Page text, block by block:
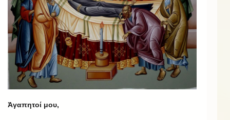
Ἀγαπητοί μου,